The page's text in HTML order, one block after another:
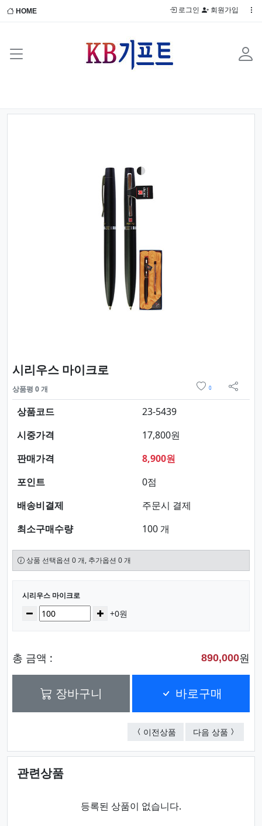
HOME 로그인 회원가입
시리우스 마이크로요약정보 및 구매
상품평 0 개 0
sns 공
상품코드
23-5439
시중가격
17,800원
판매가격
8,900원
포인트
0점
배송비결제
주문시 결제
최소구매수량
100 개
상품 선택옵션 0 개, 추가옵션 0 개
선택된 옵션
시리우스 마이크로
수량감소 증가+0원
총 금액 : 890,000원
장바구니 바로구매
이전상품 스포티 마이크로
다음 상품 체스 마
관련상품
등록된 상품이 없습니다.